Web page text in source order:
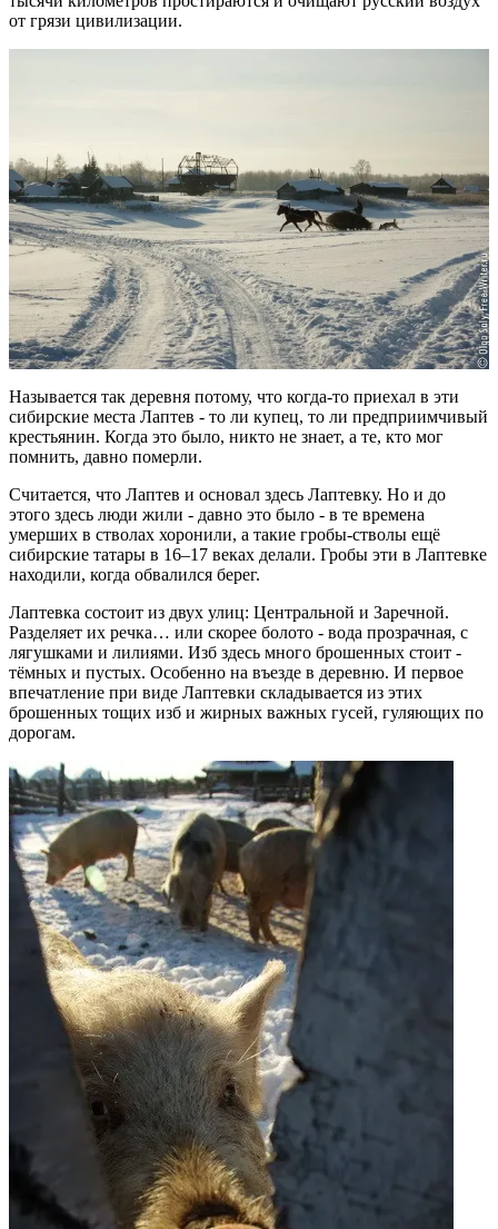
от грязи цивилизации.
Называется так деревня потому, что когда-то приехал в эти
сибирские места Лаптев - то ли купец, то ли предприимчивый
крестьянин. Когда это было, никто не знает, а те, кто мог
помнить, давно померли.
Считается, что Лаптев и основал здесь Лаптевку. Но и до
этого здесь люди жили - давно это было - в те времена
умерших в стволах хоронили, а такие гробы-стволы ещё
сибирские татары в 16–17 веках делали. Гробы эти в Лаптевке
находили, когда обвалился берег.
Лаптевка состоит из двух улиц: Центральной и Заречной.
Разделяет их речка… или скорее болото - вода прозрачная, с
лягушками и лилиями. Изб здесь много брошенных стоит -
тёмных и пустых. Особенно на въезде в деревню. И первое
впечатление при виде Лаптевки складывается из этих
брошенных тощих изб и жирных важных гусей, гуляющих по
дорогам.